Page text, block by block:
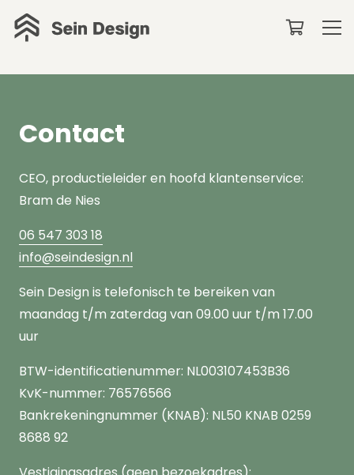
Contact
CEO, productieleider en hoofd klantenservice:
Bram de Nies
06 547 303 18
info@seindesign.nl
Sein Design is telefonisch te bereiken van
maandag t/m zaterdag van 09.00 uur t/m 17.00
uur
BTW-identificatienummer: NL003107453B36
KvK-nummer: 76576566
Bankrekeningnummer (KNAB): NL50 KNAB 0259
8688 92